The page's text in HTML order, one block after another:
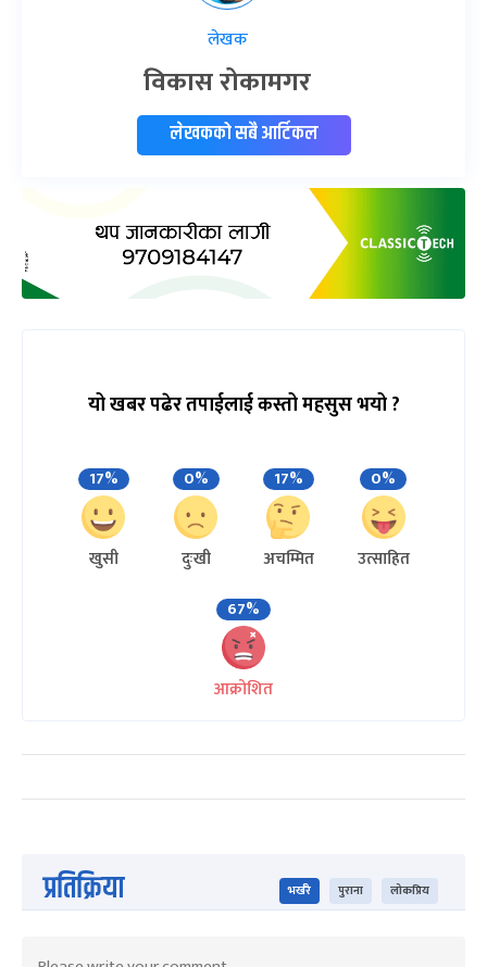
लेखक
विकास रोकामगर
लेखकको सबै आर्टिकल
यो खबर पढेर तपाईलाई कस्तो महसुस भयो ?
17%
खुसी
0%
दुःखी
17%
अचम्मित
0%
उत्साहित
67%
आक्रोशित
प्रतिक्रिया भर्खरै पुराना लोकप्रिय